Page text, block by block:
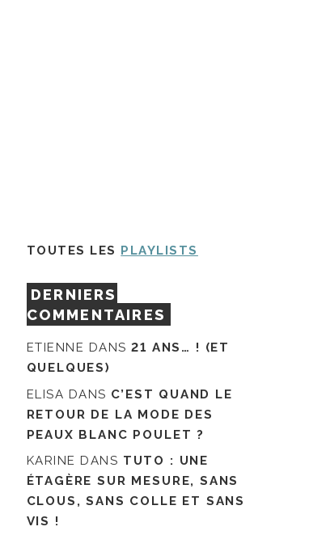
TOUTES LES PLAYLISTS
DERNIERS
COMMENTAIRES
ETIENNE DANS21 ANS… ! (ET
QUELQUES)
ELISA DANS C’EST QUAND LE
RETOUR DE LA MODE DES
PEAUX BLANC POULET ?
KARINE DANS TUTO : UNE
ÉTAGÈRE SUR MESURE, SANS
CLOUS, SANS COLLE ET SANS
VIS !